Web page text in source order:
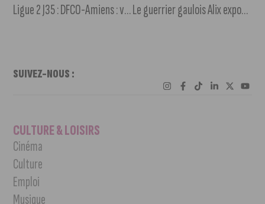
Ligue 2 J35 : DFCO-Amiens : victoire de Dijon (3-0) Le guerrier gaulois Alix exposé au MuséoParc Alésia
SUIVEZ-NOUS :
CULTURE & LOISIRS
Cinéma
Culture
Emploi
Musique